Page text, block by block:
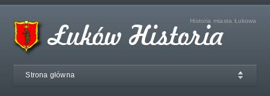
Historia miasta Łukowa
Strona główna